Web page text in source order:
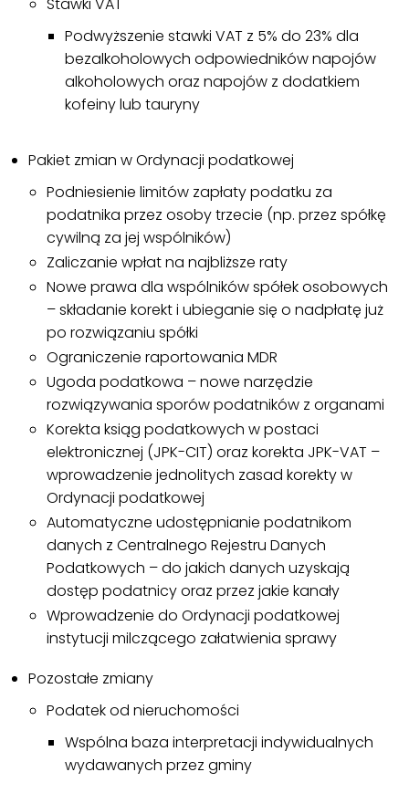
Podwyższenie stawki VAT z 5% do 23% dla
bezalkoholowych odpowiedników napojów
alkoholowych oraz napojów z dodatkiem
kofeiny lub tauryny
Pakiet zmian w Ordynacji podatkowej
Podniesienie limitów zapłaty podatku za
podatnika przez osoby trzecie (np. przez spółkę
cywilną za jej wspólników)
Zaliczanie wpłat na najbliższe raty
Nowe prawa dla wspólników spółek osobowych
– składanie korekt i ubieganie się o nadpłatę już
po rozwiązaniu spółki
Ograniczenie raportowania MDR
Ugoda podatkowa – nowe narzędzie
rozwiązywania sporów podatników z organami
Korekta ksiąg podatkowych w postaci
elektronicznej (JPK-CIT) oraz korekta JPK-VAT –
wprowadzenie jednolitych zasad korekty w
Ordynacji podatkowej
Automatyczne udostępnianie podatnikom
danych z Centralnego Rejestru Danych
Podatkowych – do jakich danych uzyskają
dostęp podatnicy oraz przez jakie kanały
Wprowadzenie do Ordynacji podatkowej
instytucji milczącego załatwienia sprawy
Pozostałe zmiany
Podatek od nieruchomości
Wspólna baza interpretacji indywidualnych
wydawanych przez gminy